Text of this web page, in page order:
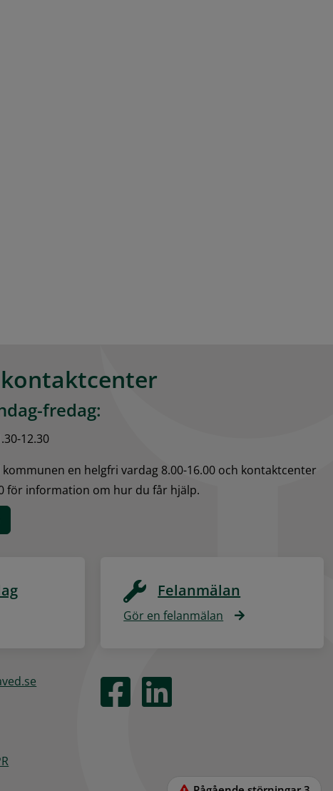
fredag:
12.30
en helgfri vardag 8.00-16.00 och kontaktcenter
för information om hur du får hjälp.
Felanmälan
Gör en felanmälan